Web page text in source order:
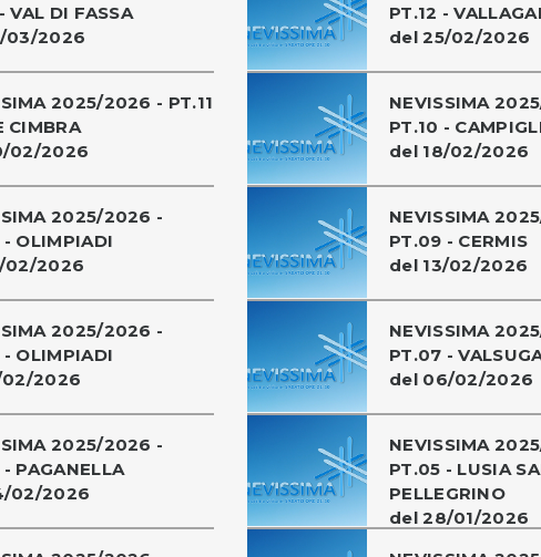
VAL DI FASSA
03/2026
PT.12 -
del 25/02/2026
2025/2026 - PT.11
CIMBRA
02/2026
NEVISSIMA
PT.10 -
del 18/02/2026
2025/2026 -
OLIMPIADI
02/2026
NEVISSIMA
PT.09 - CERMIS
del 13/02/2026
2025/2026 -
OLIMPIADI
02/2026
NEVISSIMA
PT.07 -
del 06/02/2026
2025/2026 -
PAGANELLA
02/2026
NEVISSIMA
PT.05 - LUSIA
PELLEGRINO
del 28/01/2026